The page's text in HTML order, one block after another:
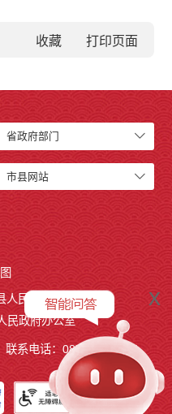
收藏
省政府部门
市县网站
x
人民政府
民政府办公室
联系电话：0873-4221495